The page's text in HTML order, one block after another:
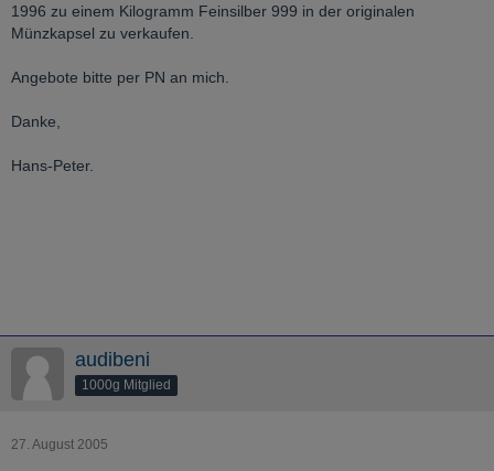
1996 zu einem Kilogramm Feinsilber 999 in der originalen
Münzkapsel zu verkaufen.
Angebote bitte per PN an mich.
Danke,
Hans-Peter.
audibeni
1000g Mitglied
27. August 2005